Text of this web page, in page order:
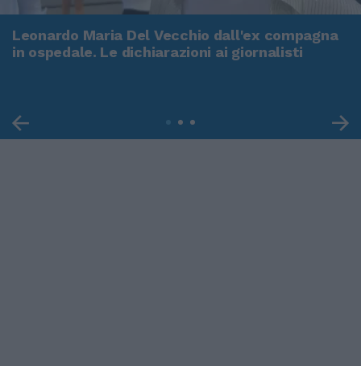
Leonardo Maria Del Vecchio dall'ex compagna
in ospedale. Le dichiarazioni ai giornalisti